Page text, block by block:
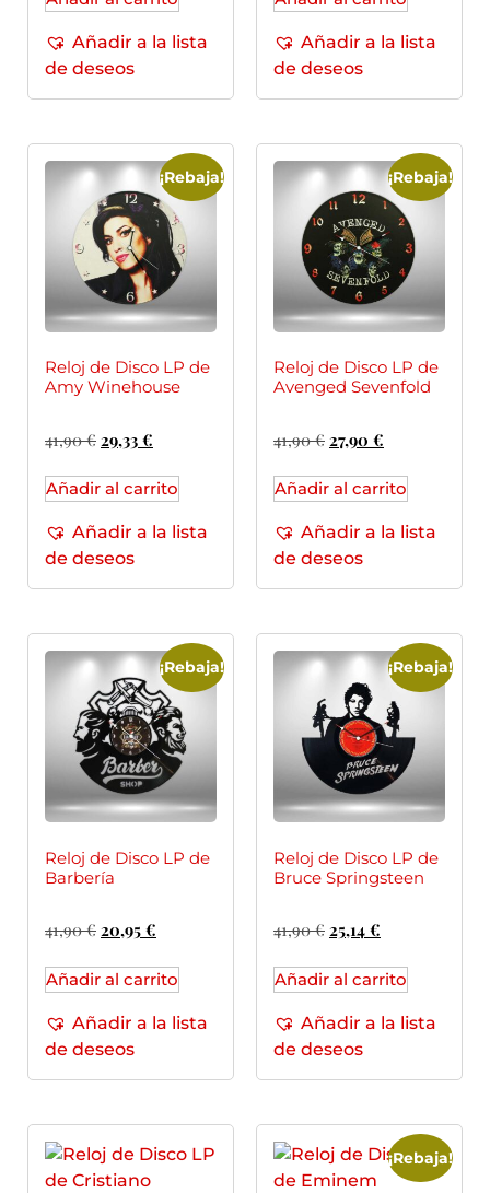
Añadir a la lista
de deseos
Añadir a la lista
de deseos
¡Rebaja!
Reloj de Disco LP de
Amy Winehouse
41,90€ 29,33 €
Añadir al carrito
Añadir a la lista
de deseos
¡Rebaja!
Reloj de Disco LP de
Avenged Sevenfold
41,90€ 27,90 €
Añadir al carrito
Añadir a la lista
de deseos
¡Rebaja!
Reloj de Disco LP de
Barbería
41,90€ 20,95 €
Añadir al carrito
Añadir a la lista
de deseos
¡Rebaja!
Reloj de Disco LP de
Bruce Springsteen
41,90€ 25,14 €
Añadir al carrito
Añadir a la lista
de deseos
¡Rebaja!